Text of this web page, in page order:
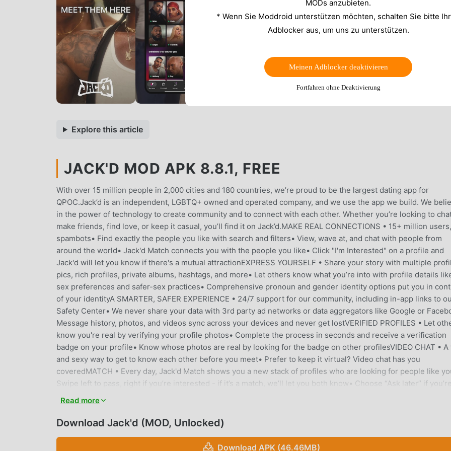
Explore this article
JACK'D MOD APK 8.8.1, FREE
With over 15 million people in 2,000 cities and 180 countries, we’re proud to be the largest dating app for
QPOC.Jack’d is an independent, LGBTQ+ owned and operated company, and we use the app we build. We
in the power of technology to create community and to connect with each other. Whether you’re looking to
make friends, find love, or keep it casual, you’ll find it on Jack’d.MAKE REAL CONNECTIONS • 15+ million
spambots• Find exactly the people you like with search and filters• View, wave at, and chat with people from
around the world• Jack'd Match connects you with the people you like• Click "I'm Interested" on a profile and
Jack'd will let you know if there's a mutual attractionEXPRESS YOURSELF • Share your story with multiple
pics, rich profiles, private albums, hashtags, and more• Let others know what you’re into with profile details
sex preferences and safer-sex practices• Comprehensive pronoun and gender identity options put you in
of your identityA SMARTER, SAFER EXPERIENCE • 24/7 support for our community, including in-app links to
Safety Center• We never share your data with 3rd party ad networks or data aggregators like Google or
Message history, photos, and videos sync across your devices and never get lostVERIFIED PROFILES • Let
know you're real by verifying your profile photos• Complete the process in seconds and receive a verification
badge on your profile• Know whose photos are real by looking for the badge on other profilesVIDEO CHAT • A
and sexy way to get to know each other before you meet• Prefer to keep it virtual? Video chat has you
coveredMATCH • Every day, Jack'd Match shows you a new stack of profiles who are looking for people like
Swipe left to pass, right if you’re interested - if it’s a match, we’ll let you both know• Choose “Ask later” if
support.jackd.com.Jack’d Privacy Policy: https://www.jackd.com/privacyJack’d Terms of Service:
https://www.jackd.com/tos
Read more
Download Jack'd (MOD, Unlocked)
Download APK (46.46MB)
MODs anzubieten.
* Wenn Sie Moddroid unterstützen möchten, schalten Sie bitte
Adblocker aus, um uns zu unterstützen.
Meinen Adblocker deaktivieren
Fortfahren ohne Deaktivierung